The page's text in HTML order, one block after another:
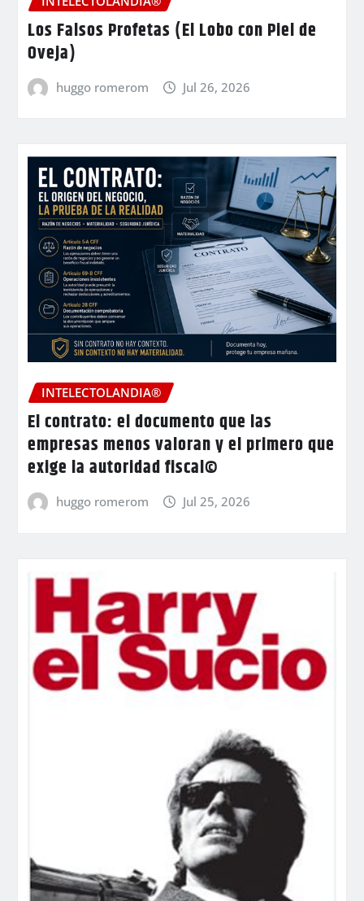
Los Falsos Profetas (El Lobo con Piel de
Oveja)
huggo romerom Jul 26, 2026
INTELECTOLANDIA®
El contrato: el documento que las
empresas menos valoran y el primero que
exige la autoridad fiscal©
huggo romerom Jul 25, 2026